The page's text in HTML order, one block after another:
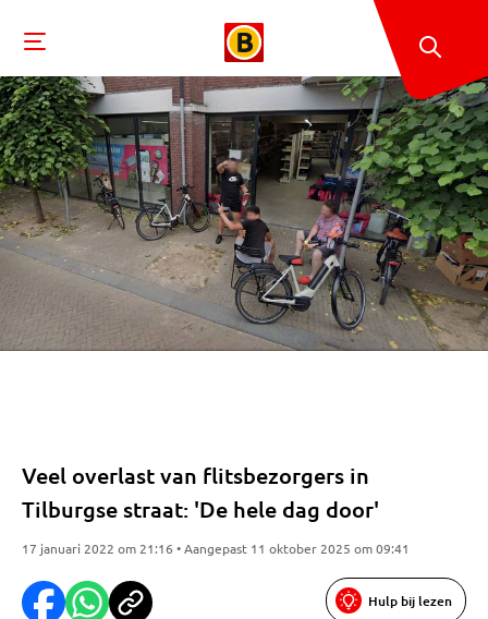
Veel overlast van flitsbezorgers in
Tilburgse straat: 'De hele dag door'
17 januari 2022 om 21:16 • Aangepast 11 oktober 2025 om 09:41
Hulp bij lezen